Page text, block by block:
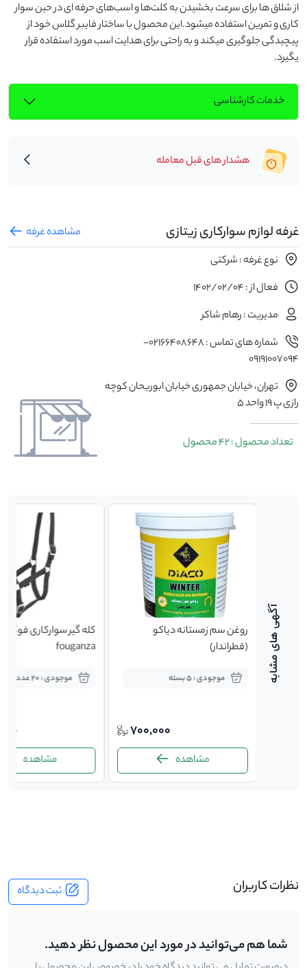
از شلاق ها برای سرعت بخشیدن به کلت‌ها و اسب‌های حرفه ای در حین سوار
کاری و تمرین استفاده میشود.این محصول با ساختار فایبر گلاس خود از
پیچیدگی جلوگیری میکند و به راحتی برای هدایت اسب مورد استفاده قرار
یگیرد.
خدمات کارشناسی
هشدار های قبل معامله
غرفه لوازم سوارکاری زیتازی
مشاهده غرفه
نوع غرفه : شرکتی
فعال از : 1402/02/04
مدیریت : رهام شاکر
شماره های تماس : 02166408648-
09191007094
تهران، خیابان جمهوری خیابان ابوریحان کوچه
رازی پ ۱۹ واحد ۵
تعداد محصول : 42 محصول
روغن سم زمستانه دیاکو
(قطراندار)
موجودی : 5 بسته
700,000
مشاهده
کله‌ گیر سوارکاری فوگانزا
fouganza
موجودی : 20 عدد
مشاهده
نظرات کاربران ثبت دیدگاه
شما هم می‌توانید در مورد این محصول نظر دهید.